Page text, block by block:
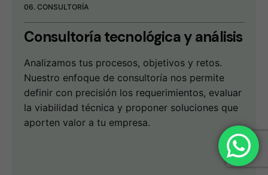
06. CONSULTORÍA
Consultoría tecnológicay análisis
Analizamos tus procesos, objetivos y retos.
Nuestro enfoque de consultoría nos permite
definir con precisión los requerimientos, evaluar
la viabilidad técnica y proponer soluciones que
aporten valor a tu empresa.